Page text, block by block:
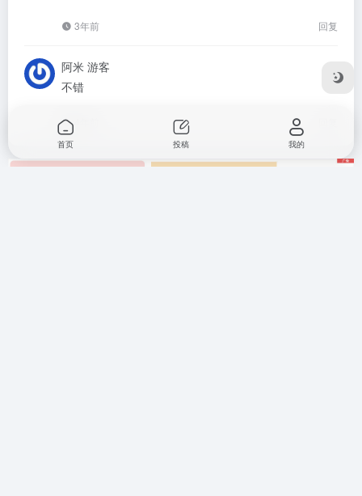
3年前 回复
阿米 游客
不错
首页 投稿 我的